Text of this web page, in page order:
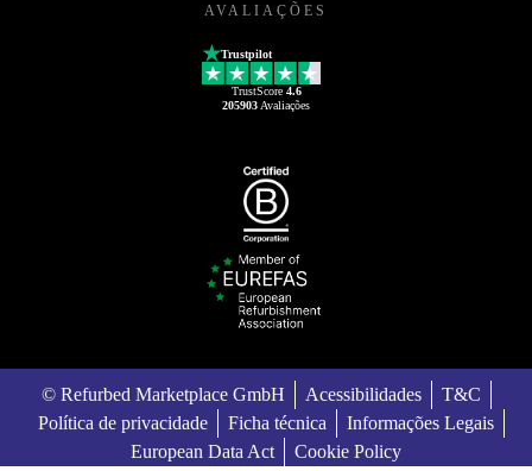
AVALIAÇÕES
Trustpilot
TrustScore 4.6
205903 Avaliações
© Refurbed Marketplace GmbH Acessibilidades
T&C
Política de privacidade
Ficha técnica
Informações Legais
European Data Act
Cookie Policy